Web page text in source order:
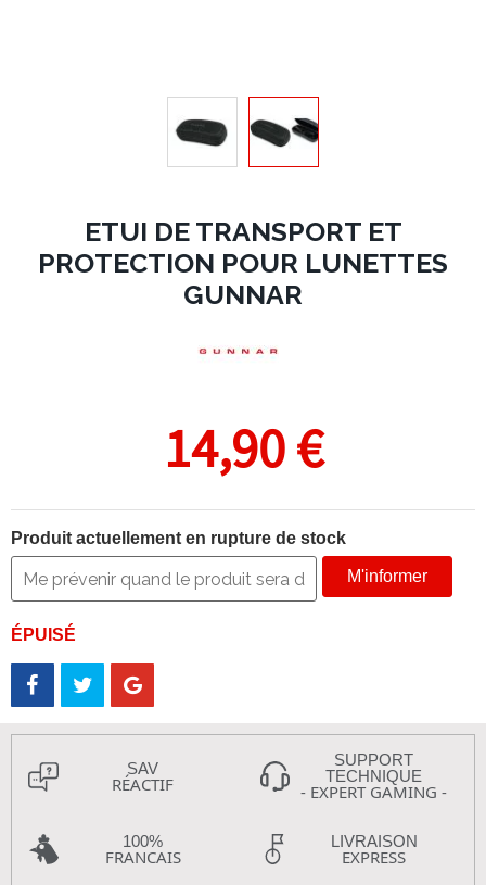
ETUI DE TRANSPORT ET
PROTECTION POUR LUNETTES
GUNNAR
14,90 €
Produit actuellement en rupture de stock
M'informer
ÉPUISÉ
SAV
RÉACTIF
SUPPORT
TECHNIQUE
- EXPERT GAMING -
100%
FRANCAIS
LIVRAISON
EXPRESS